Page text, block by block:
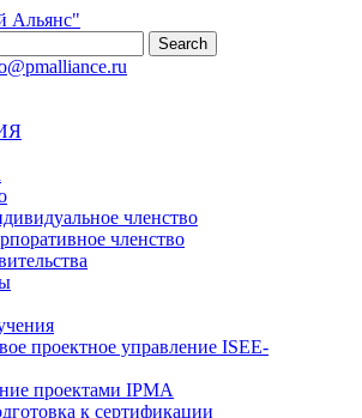
Search
членство
членство
проектное управление ISEE-
проектами IPMA
к сертификации